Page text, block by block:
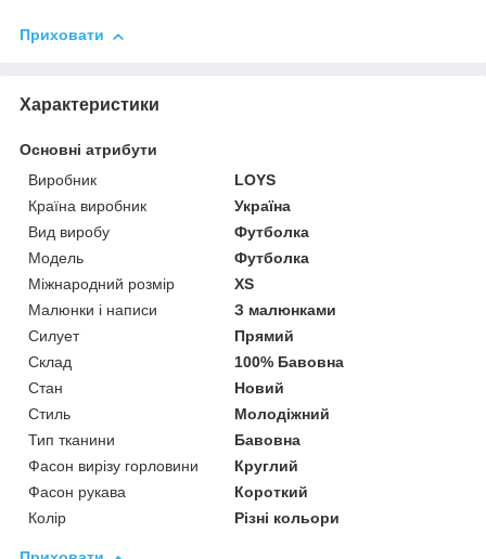
Приховати
Характеристики
Основні атрибути
Виробник
LOYS
Країна виробник
Україна
Вид виробу
Футболка
Модель
Футболка
Міжнародний розмір
XS
Малюнки і написи
З малюнками
Силует
Прямий
Склад
100% Бавовна
Стан
Новий
Стиль
Молодіжний
Тип тканини
Бавовна
Фасон вирізу горловини
Круглий
Фасон рукава
Короткий
Колір
Різні кольори